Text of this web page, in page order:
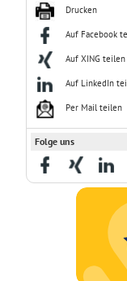
Drucken
Auf Facebook
Auf XING teilen
Auf LinkedIn
Per Mail teilen
Folge uns